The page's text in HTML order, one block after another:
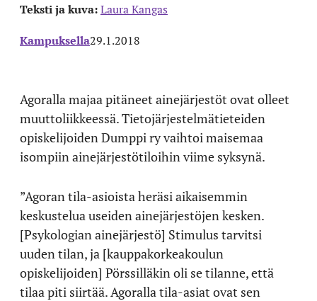
Teksti ja kuva:Laura Kangas
Kampuksella29.1.2018
Agoralla majaa pitäneet ainejärjestöt ovat olleet
muuttoliikkeessä. Tietojärjestelmätieteiden
opiskelijoiden Dumppi ry vaihtoi maisemaa
isompiin ainejärjestötiloihin viime syksynä.
”Agoran tila-asioista heräsi aikaisemmin
keskustelua useiden ainejärjestöjen kesken.
[Psykologian ainejärjestö] Stimulus tarvitsi
uuden tilan, ja [kauppakorkeakoulun
opiskelijoiden] Pörssilläkin oli se tilanne, että
tilaa piti siirtää. Agoralla tila-asiat ovat sen